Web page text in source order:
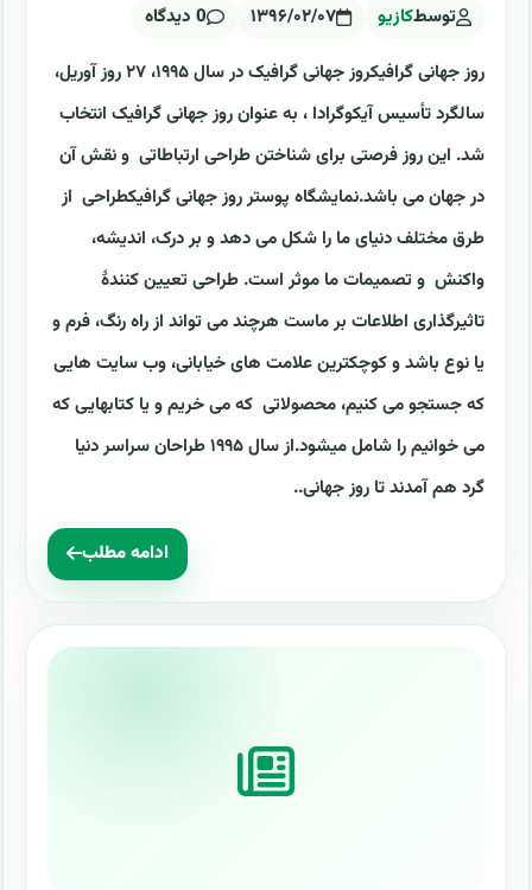
توسطکازیو ۱۳۹۶/۰۲/۰۷ 0 دیدگاه
روز جهانی گرافیکروز جهانی گرافیک در سال ۱۹۹۵، ۲۷ روز آوریل،
سالگرد تأسیس آیکوگرادا ، به عنوان روز جهانی گرافیک انتخاب
شد. این روز فرصتی برای شناختن طراحی ارتباطاتی و نقش آن
در جهان می باشد.نمایشگاه پوستر روز جهانی گرافیکطراحی از
طرق مختلف دنیای ما را شکل می دهد و بر درک، اندیشه،
واکنش و تصمیمات ما موثر است. طراحی تعیین کنندۀ
تاثیرگذاری اطلاعات بر ماست هرچند می تواند از راه رنگ، فرم و
یا نوع باشد و کوچکترین علامت های خیابانی، وب سایت هایی
که جستجو می کنیم، محصولاتی که می خریم و یا کتابهایی که
می خوانیم را شامل میشود.از سال ۱۹۹۵ طراحان سراسر دنیا
گرد هم آمدند تا روز جهانی..
ادامه مطلب